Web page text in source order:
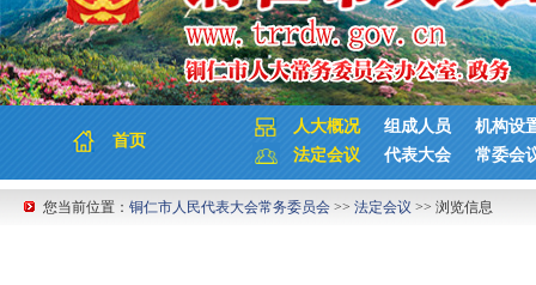
首页
人大概况 组成人员
机构设
法定会议
代表大会 常委会
您当前位置： 铜仁市人民代表大会常务委员会 >> 法定会议 >> 浏览信息